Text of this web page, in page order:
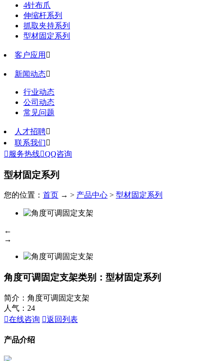
4针布爪
伸缩杆系列
抓取夹持系列
型材固定系列
客户应用 
新闻动态
行业动态
公司动态
常见问题
人才招聘
联系我们
 服务热线QQ咨询
型材固定系列
您的位置： 首页 → > 产品中心 > 型材固定系列
←
→
角度可调固定支架类别：型材固定系列
简介：角度可调固定支架
人气： 24
在线咨询 返回列表
产品介绍